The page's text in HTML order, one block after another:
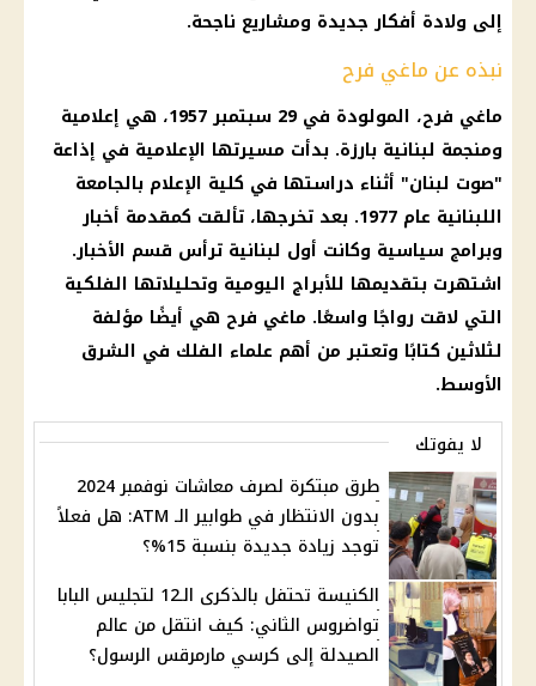
إلى ولادة أفكار جديدة ومشاريع ناجحة.
نبذه عن ماغي فرح
ماغي فرح
، المولودة في 29 سبتمبر 1957، هي إعلامية
ومنجمة لبنانية بارزة. بدأت مسيرتها الإعلامية في إذاعة
"صوت لبنان" أثناء دراستها في كلية الإعلام بالجامعة
اللبنانية عام 1977. بعد تخرجها، تألقت كمقدمة
أخبار
وبرامج سياسية وكانت أول لبنانية ترأس قسم الأخبار.
اشتهرت بتقديمها للأبراج اليومية وتحليلاتها الفلكية
التي لاقت رواجًا واسعًا. ماغي فرح هي أيضًا مؤلفة
لثلاثين كتابًا وتعتبر من أهم علماء الفلك في الشرق
الأوسط.
لا يفوتك
طرق مبتكرة لصرف معاشات نوفمبر 2024
بدون الانتظار في طوابير الـ ATM: هل فعلاً
توجد زيادة جديدة بنسبة 15%؟
الكنيسة تحتفل بالذكرى الـ12 لتجليس البابا
تواضروس الثاني: كيف انتقل من عالم
الصيدلة إلى كرسي مارمرقس الرسول؟